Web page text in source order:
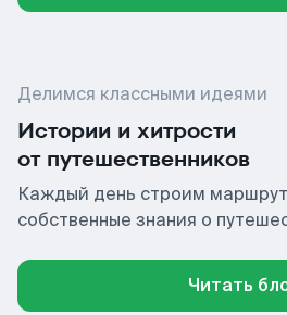
Делимся классными идеями
Истории и хитрости
от путешественников
Каждый день строим
собственные знания о
Читать